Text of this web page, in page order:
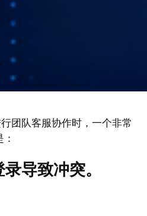
团队客服协作时，一个非常
导致冲突。